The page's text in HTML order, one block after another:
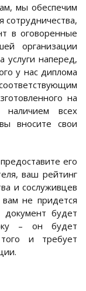
мы обеспечим
в оговоренные
организации
услуги наперед,
у нас диплома
на
наличием всех
вносите свои
его
ваш рейтинг
и сослуживцев
не придется
будет
– он будет
и требует